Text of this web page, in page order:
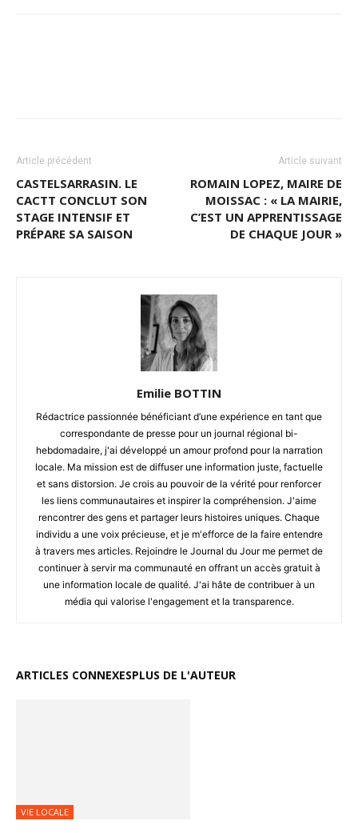
Article précédent
CASTELSARRASIN. LE
CACTT CONCLUT SON
STAGE INTENSIF ET
PRÉPARE SA SAISON
Article suivant
ROMAIN LOPEZ, MAIRE DE
MOISSAC : « LA MAIRIE,
C’EST UN APPRENTISSAGE
DE CHAQUE JOUR »
Emilie BOTTIN
Rédactrice passionnée bénéficiant d’une expérience en tant que
correspondante de presse pour un journal régional bi-
hebdomadaire, j'ai développé un amour profond pour la narration
locale. Ma mission est de diffuser une information juste, factuelle
et sans distorsion. Je crois au pouvoir de la vérité pour renforcer
les liens communautaires et inspirer la compréhension. J'aime
rencontrer des gens et partager leurs histoires uniques. Chaque
individu a une voix précieuse, et je m'efforce de la faire entendre
à travers mes articles. Rejoindre le Journal du Jour me permet de
continuer à servir ma communauté en offrant un accès gratuit à
une information locale de qualité. J'ai hâte de contribuer à un
média qui valorise l'engagement et la transparence.
ARTICLES CONNEXESPLUS DE L'AUTEUR
VIE LOCALE